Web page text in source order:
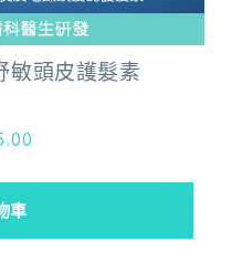
頭皮護髮素